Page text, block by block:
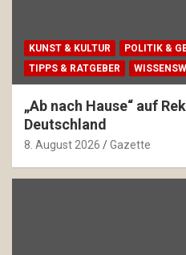
KUNST & KULTUR
POLITIK &
TIPPS & RATGEBER
„Ab nach Hause“ auf
Deutschland
8. August 2026 Gazette